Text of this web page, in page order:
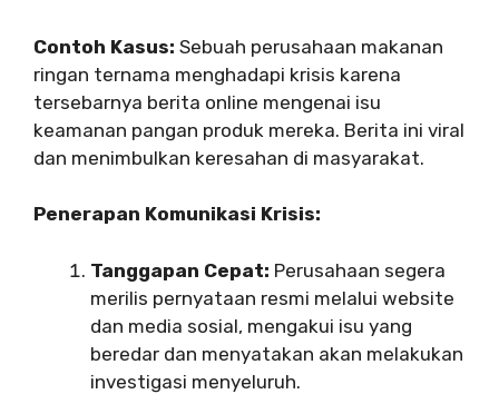
Contoh Kasus: Sebuah perusahaan makanan
ringan ternama menghadapi krisis karena
tersebarnya berita online mengenai isu
keamanan pangan produk mereka. Berita ini viral
dan menimbulkan keresahan di masyarakat.
Penerapan Komunikasi Krisis:
Tanggapan Cepat: Perusahaan segera
merilis pernyataan resmi melalui website
dan media sosial, mengakui isu yang
beredar dan menyatakan akan melakukan
investigasi menyeluruh.